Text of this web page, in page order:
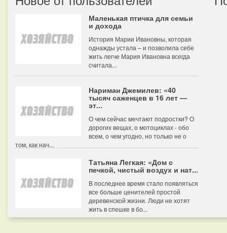
Маленькая птичка для семьи
и дохода
История Марии Ивановны, которая
однажды устала – и позволила себе
жить легче Мария Ивановна всегда
считала...
Нариман Джемилев: «40
тысяч саженцев в 16 лет —
эт...
О чем сейчас мечтают подростки? О
дорогих вещах, о мотоциклах - обо
всем, о чем угодно, но только не о
том, как нач...
Татьяна Легкая: «Дом с
печкой, чистый воздух и нат...
В последнее время стало появляться
все больше ценителей простой
деревенской жизни. Люди не хотят
жить в спешке в бо...